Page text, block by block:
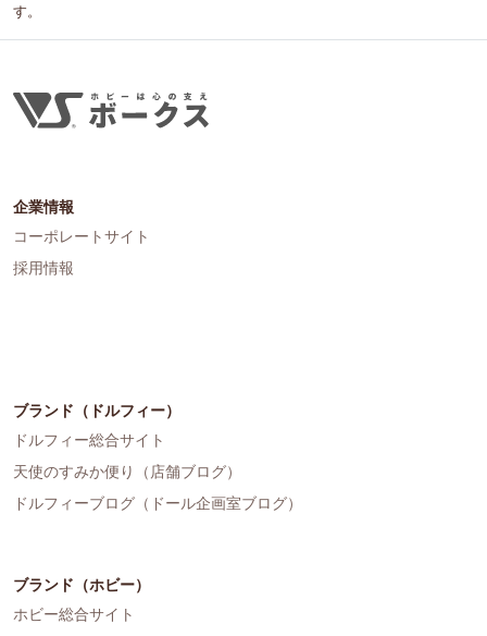
す。
企業情報
コーポレートサイト
採用情報
ブランド（ドルフィー）
ドルフィー総合サイト
天使のすみか便り（店舗ブログ）
ドルフィーブログ（ドール企画室ブログ）
ブランド（ホビー）
ホビー総合サイト